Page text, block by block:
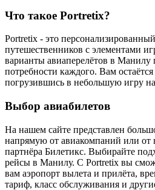
Что такое Portretix?
Portretix - это
путешественников с элементами
варианты авиаперелётов в Манилу
потребности каждого. Вам
погрузившись в небольшую игру
Выбор авиабилетов
На нашем сайте представлен
напрямую от авиакомпаний или от
партнёра Билетикс. Выбирайте
рейсы в Манилу. С Portretix вы
вам аэропорт вылета и прилёта,
тариф, класс обслуживания и